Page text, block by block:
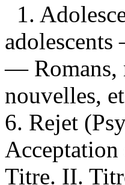
1.
— Romans,
nouvelles,
6. Rejet
Titre. II.